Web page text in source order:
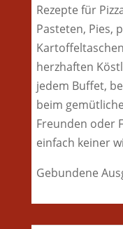
Rezepte für
Pasteten, Pies,
herzhaften
jedem Buffet,
beim
Freunden oder
einfach keiner
Gebundene